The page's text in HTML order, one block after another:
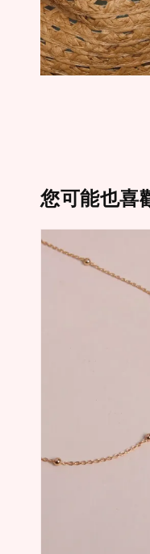
您可能也喜